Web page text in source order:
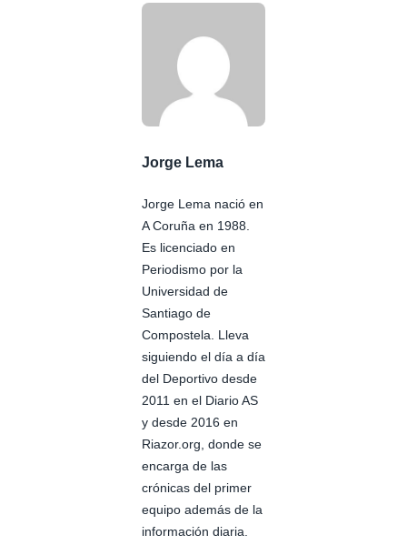
Jorge Lema
Jorge Lema nació en
A Coruña en 1988.
Es licenciado en
Periodismo por la
Universidad de
Santiago de
Compostela. Lleva
siguiendo el día a día
del Deportivo desde
2011 en el Diario AS
y desde 2016 en
Riazor.org, donde se
encarga de las
crónicas del primer
equipo además de la
información diaria.